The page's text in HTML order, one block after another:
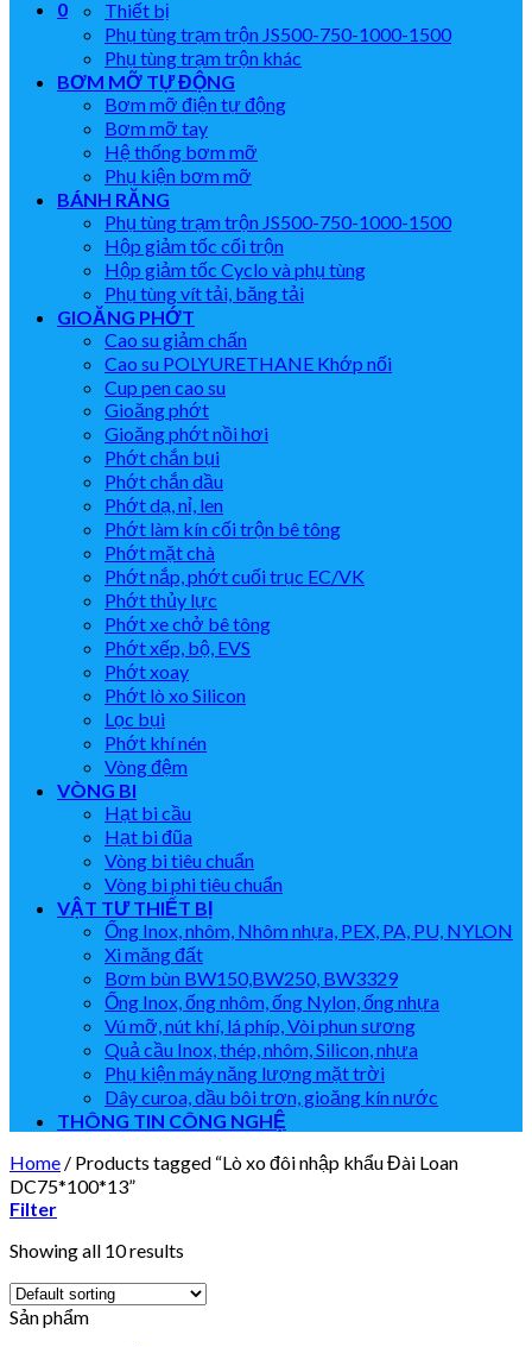
0
Thiết bị
Phụ tùng trạm trộn JS500-750-1000-1500
Phụ tùng trạm trộn khác
BƠM MỠ TỰ ĐỘNG
Bơm mỡ điện tự động
Bơm mỡ tay
Hệ thống bơm mỡ
Phụ kiện bơm mỡ
BÁNH RĂNG
Phụ tùng trạm trộn JS500-750-1000-1500
Hộp giảm tốc cối trộn
Hộp giảm tốc Cyclo và phụ tùng
Phụ tùng vít tải, băng tải
GIOĂNG PHỚT
Cao su giảm chấn
Cao su POLYURETHANE Khớp nối
Cup pen cao su
Gioăng phớt
Gioăng phớt nồi hơi
Phớt chắn bụi
Phớt chắn dầu
Phớt dạ, nỉ, len
Phớt làm kín cối trộn bê tông
Phớt mặt chà
Phớt nắp, phớt cuối trục EC/VK
Phớt thủy lực
Phớt xe chở bê tông
Phớt xếp, bộ, EVS
Phớt xoay
Phớt lò xo Silicon
Lọc bụi
Phớt khí nén
Vòng đệm
VÒNG BI
Hạt bi cầu
Hạt bi đũa
Vòng bi tiêu chuẩn
Vòng bi phi tiêu chuẩn
VẬT TƯ THIẾT BỊ
Ống Inox, nhôm, Nhôm nhựa, PEX, PA, PU, NYLON
Xi măng đất
Bơm bùn BW150,BW250, BW3329
Ống Inox, ống nhôm, ống Nylon, ống nhựa
Vú mỡ, nút khí, lá phíp, Vòi phun sương
Quả cầu Inox, thép, nhôm, Silicon, nhựa
Phụ kiện máy năng lượng mặt trời
Dây curoa, dầu bôi trơn, gioăng kín nước
THÔNG TIN CÔNG NGHỆ
Home / Products tagged “Lò xo đôi nhập khẩu Đài Loan
DC75*100*13”
Filter
Showing all 10 results
Sản phẩm